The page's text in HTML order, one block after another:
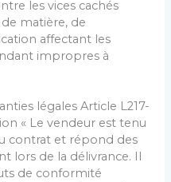
les vices cachés
matière, de
affectant les
impropres à
légales Article L217-
« Le vendeur est tenu
contrat et répond des
lors de la délivrance. Il
de conformité